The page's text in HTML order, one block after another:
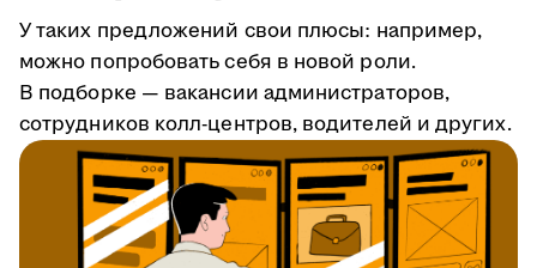
У таких предложений свои плюсы: например,
можно попробовать себя в новой роли.
В подборке — вакансии администраторов,
сотрудников колл-центров, водителей и других.